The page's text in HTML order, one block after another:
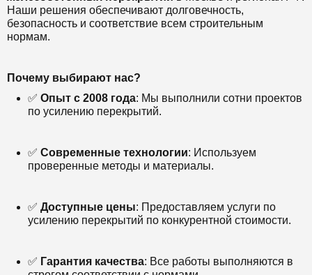
Наши решения обеспечивают долговечность,
безопасность и соответствие всем строительным
нормам.
Почему выбирают нас?
✅ Опыт с 2008 года: Мы выполнили сотни проектов
по усилению перекрытий.
✅ Современные технологии: Используем
проверенные методы и материалы.
✅ Доступные цены: Предоставляем услуги по
усилению перекрытий по конкурентной стоимости.
✅ Гарантия качества: Все работы выполняются в